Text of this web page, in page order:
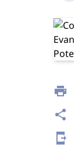
print
share
send_to_mobile